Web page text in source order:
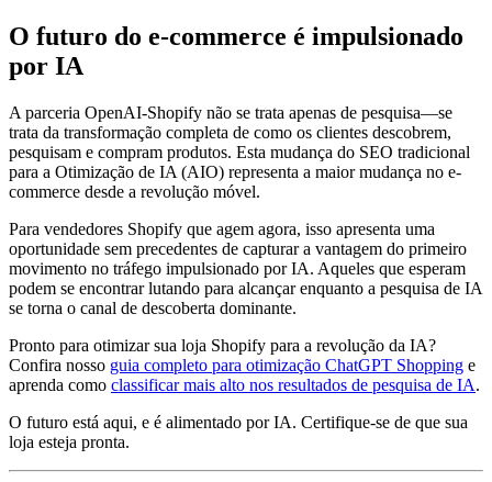
O futuro do e-commerce é impulsionado
por IA
A parceria OpenAI-Shopify não se trata apenas de pesquisa—se
trata da transformação completa de como os clientes descobrem,
pesquisam e compram produtos. Esta mudança do SEO tradicional
para a Otimização de IA (AIO) representa a maior mudança no e-
commerce desde a revolução móvel.
Para vendedores Shopify que agem agora, isso apresenta uma
oportunidade sem precedentes de capturar a vantagem do primeiro
movimento no tráfego impulsionado por IA. Aqueles que esperam
podem se encontrar lutando para alcançar enquanto a pesquisa de IA
se torna o canal de descoberta dominante.
Pronto para otimizar sua loja Shopify para a revolução da IA?
Confira nosso guia completo para otimização ChatGPT Shopping e
aprenda como classificar mais alto nos resultados de pesquisa de IA.
O futuro está aqui, e é alimentado por IA. Certifique-se de que sua
loja esteja pronta.